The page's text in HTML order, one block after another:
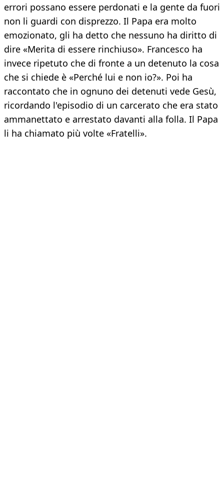
errori possano essere perdonati e la gente da fuori
non li guardi con disprezzo. Il Papa era molto
emozionato, gli ha detto che nessuno ha diritto di
dire «Merita di essere rinchiuso». Francesco ha
invece ripetuto che di fronte a un detenuto la cosa
che si chiede è «Perché lui e non io?». Poi ha
raccontato che in ognuno dei detenuti vede Gesù,
ricordando l'episodio di un carcerato che era stato
ammanettato e arrestato davanti alla folla. Il Papa
li ha chiamato più volte «Fratelli».